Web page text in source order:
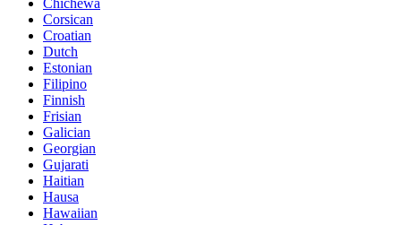
Corsican
Croatian
Dutch
Estonian
Filipino
Finnish
Frisian
Galician
Georgian
Gujarati
Haitian
Hausa
Hawaiian